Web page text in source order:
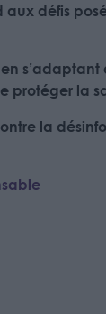
défis
s’adaptant
protéger la
la